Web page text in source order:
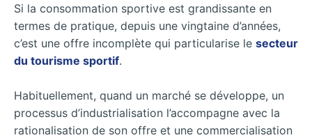
Si la consommation sportive est grandissante en
termes de pratique, depuis une vingtaine d’années,
c’est une offre incomplète qui particularise le secteur
du tourisme sportif.
Habituellement, quand un marché se développe, un
processus d’industrialisation l’accompagne avec la
rationalisation de son offre et une commercialisation